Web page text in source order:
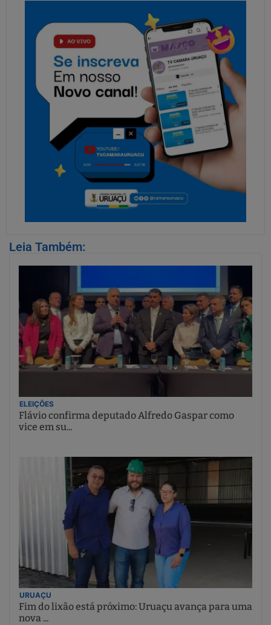
Leia Também:
ELEIÇÕES
Flávio confirma deputado Alfredo Gaspar como
vice em su...
URUAÇU
Fim do lixão está próximo: Uruaçu avança para uma
nova ...